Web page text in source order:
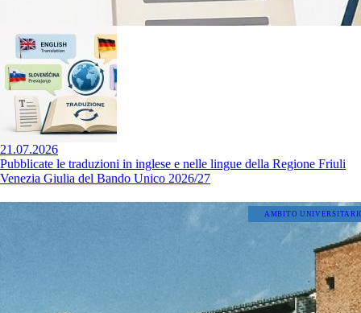
21.07.2026
Pubblicate le traduzioni in inglese e nelle lingue della Regione Friuli
Venezia Giulia del Bando Unico 2026/27
AMBITO